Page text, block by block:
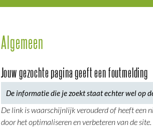
Algemeen
Jouw gezochte pagina geeft een foutmelding
De informatie die je zoekt staat echter wel op
De link is waarschijnlijk verouderd of heeft een
door het optimaliseren en verbeteren van de